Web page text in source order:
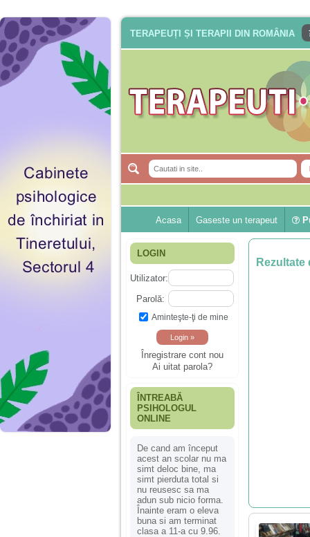
TERAPEUȚI ȘI TERAPII DIN ROMÂNIA
Acasa Gaseste un terapeut
LOGIN
Utilizator:
Parolă:
Aminteşte-ţi de mine
Înregistrare cont nou
Ai uitat parola?
ÎNTREABĂ
PSIHOLOGUL
ONLINE
De cand am început
acest an scolar nu ma
simt deloc bine, ma
simt pierduta total si
nu reusesc sa ma
adun sub nicio forma.
Înainte eram o eleva
buna si am terminat
clasa a 11-a cu 9.96.
Rezultate